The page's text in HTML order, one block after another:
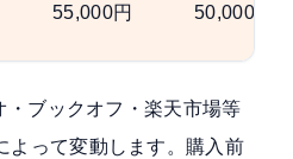
55,000円
50,000円
ブックオフ・楽天市場等
よって変動します。購入前